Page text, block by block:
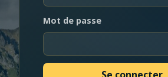
Mot de passe